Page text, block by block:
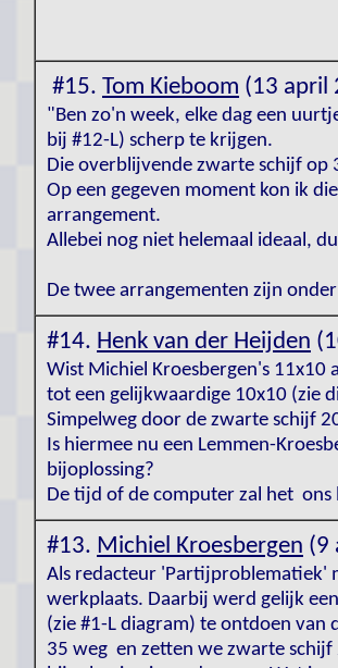
#15. Tom Kieboom (13 april
"Ben zo'n week, elke dag een
bij #12-L) scherp te krijgen.
Die overblijvende zwarte schijf op
Op een gegeven moment kon ik
arrangement.
Allebei nog niet helemaal ideaal,
De twee arrangementen zijn
#14. Henk van der Heijden
Wist Michiel Kroesbergen's
tot een gelijkwaardige 10x10 (zie
Simpelweg door de zwarte schijf
Is hiermee nu een Lemmen-
bijoplossing?
De tijd of de computer zal het ons
#13. Michiel Kroesbergen (9
Als redacteur 'Partijproblematiek'
werkplaats. Daarbij werd gelijk
(zie #1-L diagram) te ontdoen
35 weg en zetten we zwarte schijf